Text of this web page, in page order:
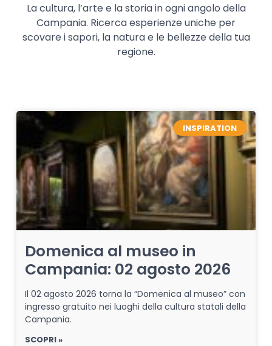
La cultura, l’arte e la storia in ogni angolo della
Campania. Ricerca esperienze uniche per
scovare i sapori, la natura e le bellezze della tua
regione.
INSPIRATION
Domenica al museo in
Campania: 02 agosto 2026
Il 02 agosto 2026 torna la “Domenica al museo” con
ingresso gratuito nei luoghi della cultura statali della
Campania.
SCOPRI »